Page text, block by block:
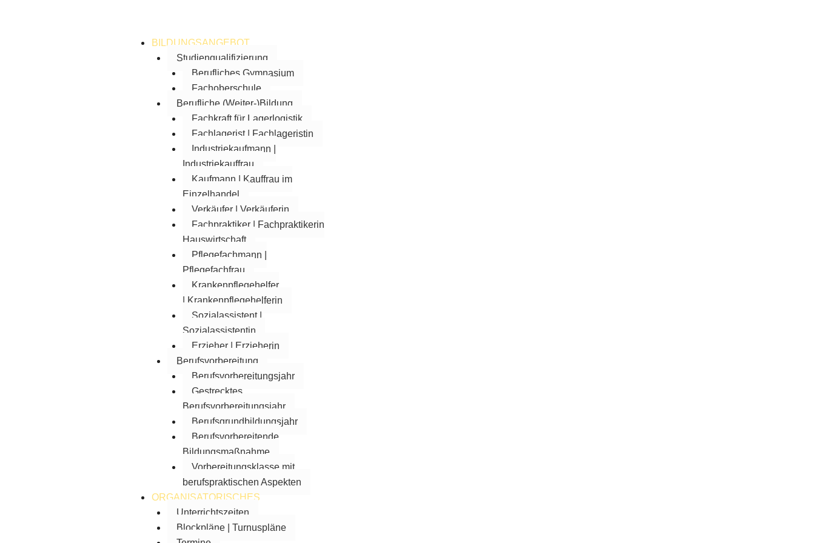
BILDUNGSANGEBOT
Studienqualifizierung
Berufliches Gymnasium
Fachoberschule
Berufliche (Weiter-)Bildung
Fachkraft für Lagerlogistik
Fachlagerist | Fachlageristin
Industriekaufmann |
Industriekauffrau
Kaufmann | Kauffrau im
Einzelhandel
Verkäufer | Verkäuferin
Fachpraktiker | Fachpraktikerin
Hauswirtschaft
Pflegefachmann |
Pflegefachfrau
Krankenpflegehelfer
| Krankenpflegehelferin
Sozialassistent |
Sozialassistentin
Erzieher | Erzieherin
Berufsvorbereitung
Berufsvorbereitungsjahr
Gestrecktes
Berufsvorbereitungsjahr
Berufsgrundbildungsjahr
Berufsvorbereitende
Bildungsmaßnahme
Vorbereitungsklasse mit
berufspraktischen Aspekten
ORGANISATORISCHES
Unterrichtszeiten
Blockpläne | Turnuspläne